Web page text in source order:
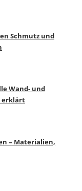
Schmutz und
Wand- und
erklärt
– Materialien,